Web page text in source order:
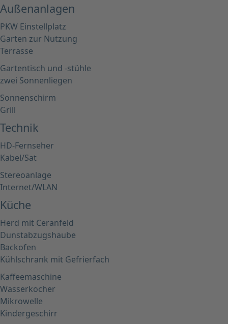
Außenanlagen
PKW Einstellplatz
Garten zur Nutzung
Terrasse
Gartentisch und -stühle
zwei Sonnenliegen
Sonnenschirm
Grill
Technik
HD-Fernseher
Kabel/Sat
Stereoanlage
Internet/WLAN
Küche
Herd mit Ceranfeld
Dunstabzugshaube
Backofen
Kühlschrank mit Gefrierfach
Kaffeemaschine
Wasserkocher
Mikrowelle
Kindergeschirr